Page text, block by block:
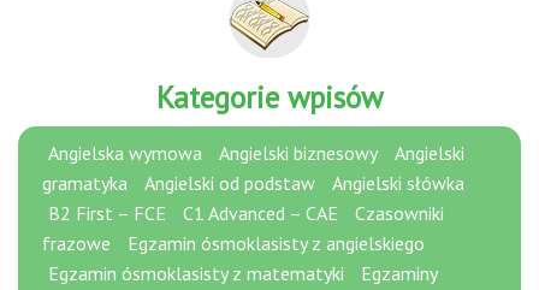
Kategorie wpisów
Angielska wymowa Angielski biznesowy
Angielski
gramatyka
Angielski od podstaw
Angielski słówka
B2 First – FCE
C1 Advanced – CAE
Czasowniki
frazowe
Egzamin ósmoklasisty z angielskiego
Egzamin ósmoklasisty z matematyki
Egzaminy